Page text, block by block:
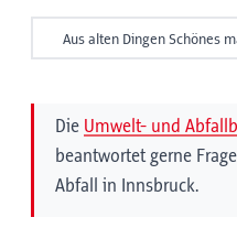
Aus alten Dingen Schönes
Die Umwelt- und
beantwortet gerne
Abfall in Innsbruck.